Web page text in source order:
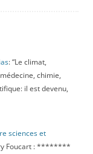
: “Le climat,
chimie,
il est devenu,
sciences et
Foucart : ********